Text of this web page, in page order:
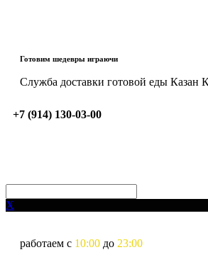
Готовим шедевры играючи
Служба доставки готовой еды Казан
+7 (914) 130-03-00
X
работаем с 10:00 до 23:00